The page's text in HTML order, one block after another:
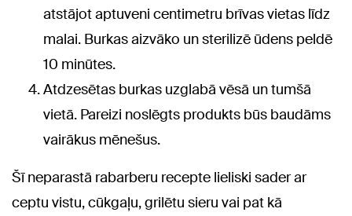
atstājot aptuveni centimetru brīvas vietas līdz
malai. Burkas aizvāko un sterilizē ūdens peldē
10 minūtes.
Atdzesētas burkas uzglabā vēsā un tumšā
vietā. Pareizi noslēgts produkts būs baudāms
vairākus mēnešus.
Šī neparastā rabarberu recepte lieliski sader ar
ceptu vistu, cūkgaļu, grilētu sieru vai pat kā